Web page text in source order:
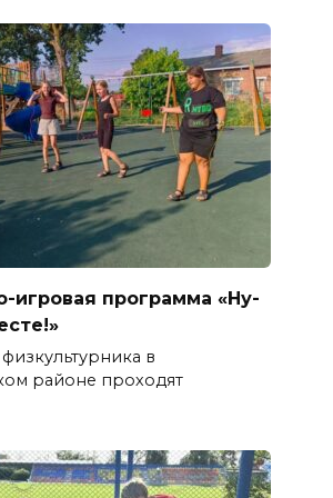
игровая программа «Ну-
в
районе проходят